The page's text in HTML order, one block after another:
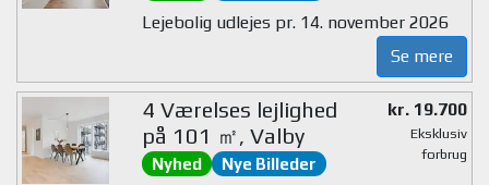
Lejebolig udlejes pr. 14. november 2026
Se mere
4 Værelses lejlighed
på 101 ㎡, Valby
Nyhed Nye Billeder
kr. 19.700
Eksklusiv
forbrug